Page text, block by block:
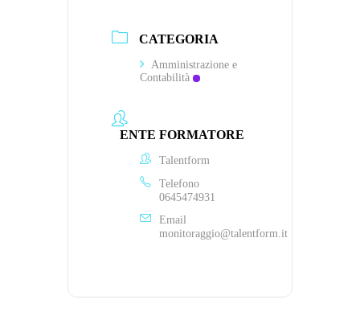
CATEGORIA
Amministrazione e
Contabilità
ENTE FORMATORE
Talentform
Telefono
0645474931
Email
monitoraggio@talentform.it